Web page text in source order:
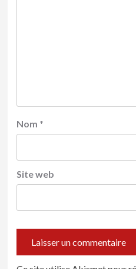
Nom *
Site web